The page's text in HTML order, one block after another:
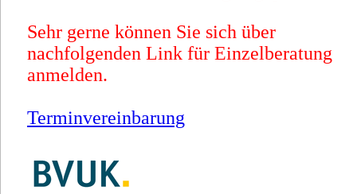
Sehr gerne können Sie sich über
nachfolgenden Link für Einzelberatung
anmelden.
Terminvereinbarung